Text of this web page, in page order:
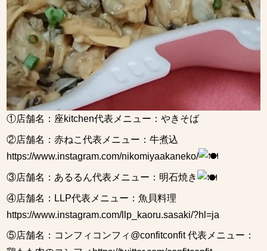
①店舗名：座kitchen代表メニュー：やきそば
②店舗名：赤ねこ代表メニュー：牛煮込
https://www.instagram.com/nikomiyaakaneko/
③店舗名：あるるん代表メニュー：明石焼き
④店舗名：LLP代表メニュー：魚貝料理
https://www.instagram.com/llp_kaoru.sasaki/?hl=ja
⑤店舗名：コンフィコンフィ@confitconfit 代表メニュー：